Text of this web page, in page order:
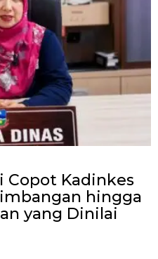
Copot Kadinkes
hingga
yang Dinilai